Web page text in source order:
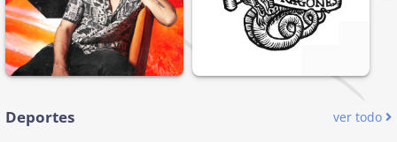
Deportes ver todo